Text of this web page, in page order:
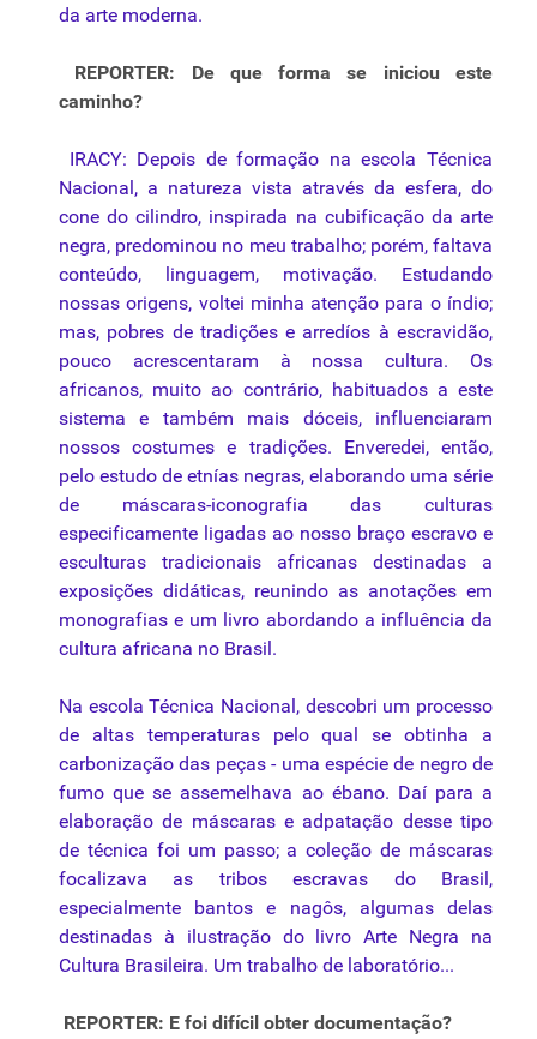
da arte moderna.
REPORTER: De que forma se iniciou este
caminho?
IRACY: Depois de formação na escola Técnica
Nacional, a natureza vista através da esfera, do
cone do cilindro, inspirada na cubificação da arte
negra, predominou no meu trabalho; porém, faltava
conteúdo, linguagem, motivação. Estudando
nossas origens, voltei minha atenção para o índio;
mas, pobres de tradições e arredíos à escravidão,
pouco acrescentaram à nossa cultura. Os
africanos, muito ao contrário, habituados a este
sistema e também mais dóceis, influenciaram
nossos costumes e tradições. Enveredei, então,
pelo estudo de etnías negras, elaborando uma série
de máscaras-iconografia das culturas
especificamente ligadas ao nosso braço escravo e
esculturas tradicionais africanas destinadas a
exposições didáticas, reunindo as anotações em
monografias e um livro abordando a influência da
cultura africana no Brasil.
Na escola Técnica Nacional, descobri um processo
de altas temperaturas pelo qual se obtinha a
carbonização das peças - uma espécie de negro de
fumo que se assemelhava ao ébano. Daí para a
elaboração de máscaras e adpatação desse tipo
de técnica foi um passo; a coleção de máscaras
focalizava as tribos escravas do Brasil,
especialmente bantos e nagôs, algumas delas
destinadas à ilustração do livro Arte Negra na
Cultura Brasileira. Um trabalho de laboratório...
REPORTER: E foi difícil obter documentação?